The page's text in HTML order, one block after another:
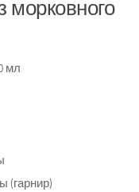
морковного
мл
(гарнир)